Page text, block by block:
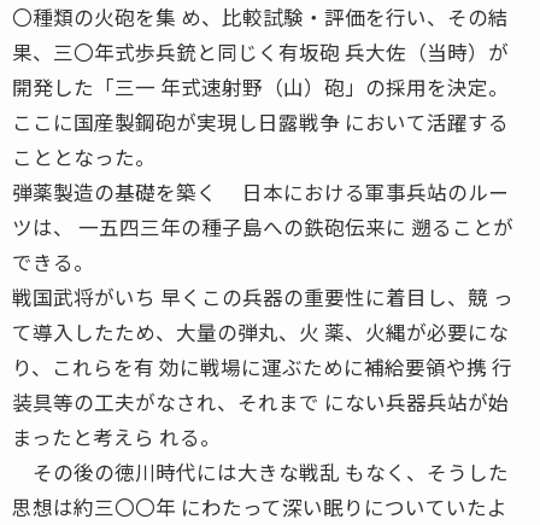
〇種類の火砲を集 め、比較試験・評価を行い、その結
果、三〇年式歩兵銃と同じく有坂砲 兵大佐（当時）が
開発した「三一 年式速射野（山）砲」の採用を決定。
ここに国産製鋼砲が実現し日露戦争 において活躍する
こととなった。
弾薬製造の基礎を築く 日本における軍事兵站のルー
ツは、 一五四三年の種子島への鉄砲伝来に 遡ることが
できる。
戦国武将がいち 早くこの兵器の重要性に着目し、競 っ
て導入したため、大量の弾丸、火 薬、火縄が必要にな
り、これらを有 効に戦場に運ぶために補給要領や携 行
装具等の工夫がなされ、それまで にない兵器兵站が始
まったと考えら れる。
その後の徳川時代には大きな戦乱 もなく、そうした
思想は約三〇〇年 にわたって深い眠りについていたよ